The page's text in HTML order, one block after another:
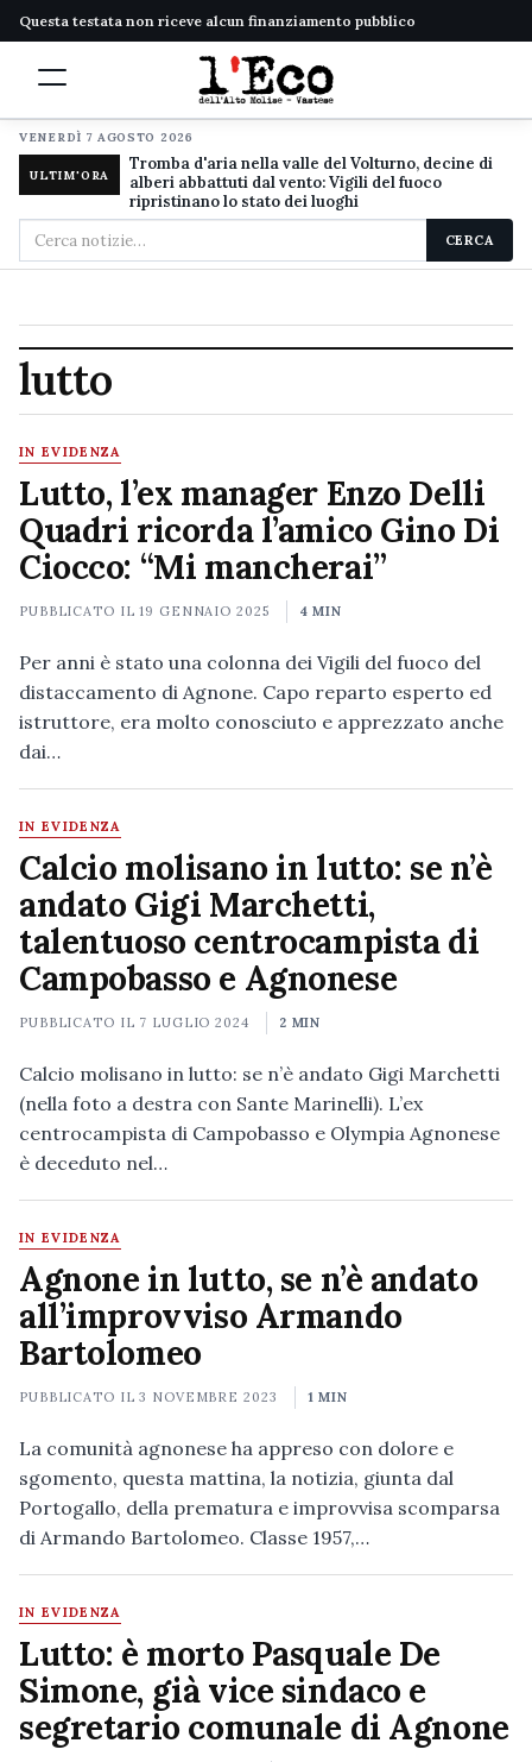
Questa testata non riceve alcun finanziamento pubblico
VENERDÌ 7 AGOSTO 2026
ULTIM'ORA
Tromba d'aria nella valle del Volturno, decine di
alberi abbattuti dal vento: Vigili del fuoco
ripristinano lo stato dei luoghi
Cerca
nel
CERCA
lutto
IN EVIDENZA
Lutto, l’ex manager Enzo Delli
Quadri ricorda l’amico Gino Di
Ciocco: “Mi mancherai”
PUBBLICATO IL19 GENNAIO 2025 4 MIN
Per anni è stato una colonna dei Vigili del fuoco del
distaccamento di Agnone. Capo reparto esperto ed
istruttore, era molto conosciuto e apprezzato anche
dai…
IN EVIDENZA
Calcio molisano in lutto: se n’è
andato Gigi Marchetti,
talentuoso centrocampista di
Campobasso e Agnonese
PUBBLICATO IL 7 LUGLIO 2024 2 MIN
Calcio molisano in lutto: se n’è andato Gigi Marchetti
(nella foto a destra con Sante Marinelli). L’ex
centrocampista di Campobasso e Olympia Agnonese
è deceduto nel…
IN EVIDENZA
Agnone in lutto, se n’è andato
all’improvviso Armando
Bartolomeo
PUBBLICATO IL3 NOVEMBRE 2023 1 MIN
La comunità agnonese ha appreso con dolore e
sgomento, questa mattina, la notizia, giunta dal
Portogallo, della prematura e improvvisa scomparsa
di Armando Bartolomeo. Classe 1957,…
IN EVIDENZA
Lutto: è morto Pasquale De
Simone, già vice sindaco e
segretario comunale di Agnone